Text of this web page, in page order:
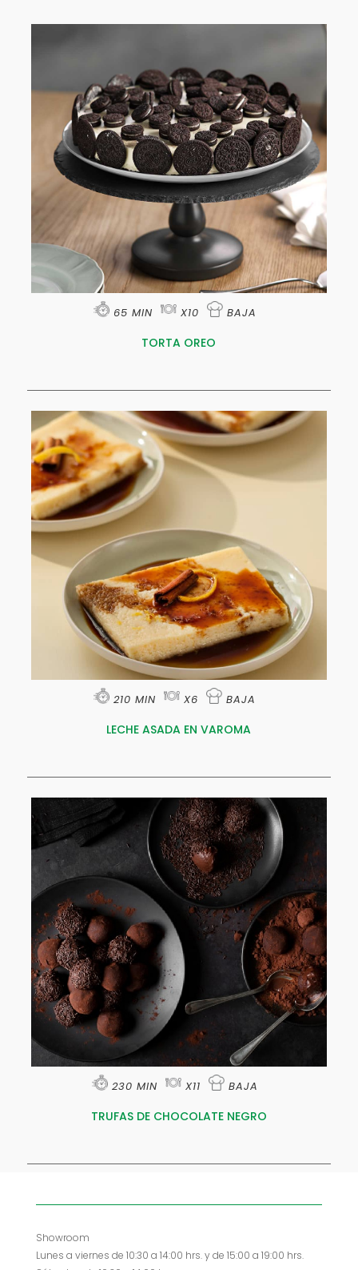
65 MIN X10 BAJA
TORTA OREO
210 MIN X6 BAJA
LECHE ASADA EN VAROMA
230 MIN X11 BAJA
TRUFAS DE CHOCOLATE NEGRO
Showroom
Lunes a viernes de 10:30 a 14:00 hrs. y de 15:00 a 19:00 hrs.